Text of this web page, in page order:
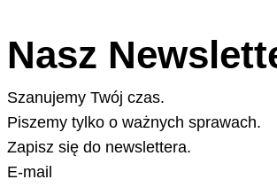
Nasz
Szanujemy Twój czas.
Piszemy tylko o ważnych sprawach.
Zapisz się do newslettera.
E-mail